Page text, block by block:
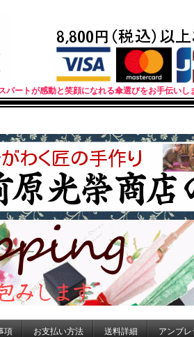
ートが感動と笑顔になれる傘選びをお手伝いし
項 お支払い方法 送料詳細 アンブ